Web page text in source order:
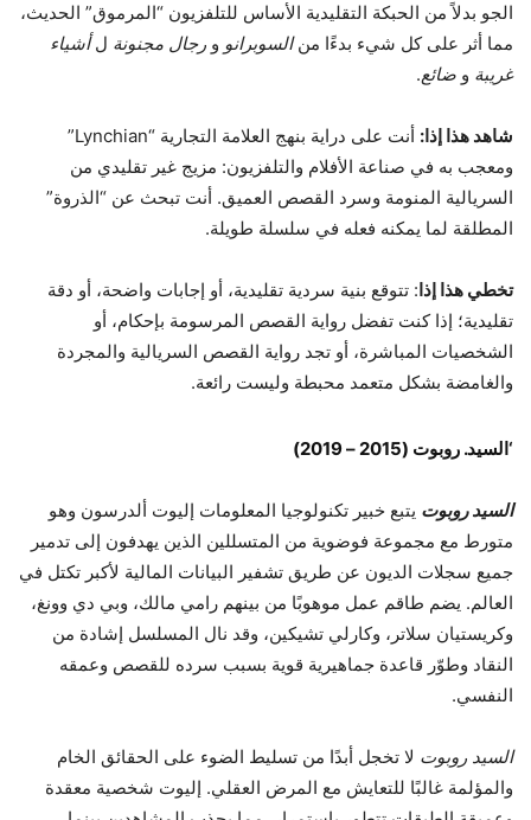
الجو بدلاً من الحبكة التقليدية الأساس للتلفزيون “المرموق” الحديث،
مما أثر على كل شيء بدءًا منالسوبرانو و رجال مجنونة لأشياء
غريبة و ضائع.
شاهد هذا إذا:
أنت على دراية بنهج العلامة التجارية “Lynchian”
ومعجب به في صناعة الأفلام والتلفزيون: مزيج غير تقليدي من
السريالية المنومة وسرد القصص العميق. أنت تبحث عن “الذروة”
المطلقة لما يمكنه فعله في سلسلة طويلة.
تخطي هذا إذا: تتوقع بنية سردية تقليدية، أو إجابات واضحة، أو دقة
تقليدية؛ إذا كنت تفضل رواية القصص المرسومة بإحكام، أو
الشخصيات المباشرة، أو تجد رواية القصص السريالية والمجردة
والغامضة بشكل متعمد محبطة وليست رائعة.
‘السيد. روبوت (2015 – 2019)
السيد روبوت يتبع خبير تكنولوجيا المعلومات إليوت ألدرسون وهو
متورط مع مجموعة فوضوية من المتسللين الذين يهدفون إلى تدمير
جميع سجلات الديون عن طريق تشفير البيانات المالية لأكبر تكتل في
العالم. يضم طاقم عمل موهوبًا من بينهم رامي مالك، وبي دي وونغ،
وكريستيان سلاتر، وكارلي تشيكين، وقد نال المسلسل إشادة من
النقاد وطوّر قاعدة جماهيرية قوية بسبب سرده للقصص وعمقه
النفسي.
السيد روبوت لا تخجل أبدًا من تسليط الضوء على الحقائق الخام
والمؤلمة غالبًا للتعايش مع المرض العقلي. إليوت شخصية معقدة